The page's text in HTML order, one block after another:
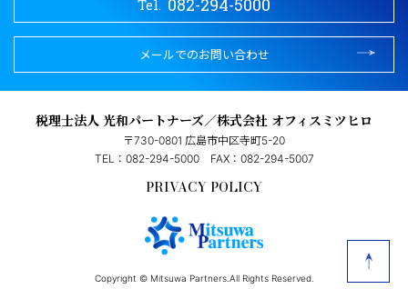
Tel. 082-294-5000
メールでのお問い合わせ
Copyright © Mitsuwa Partners.All Rights Reserved.
税理士法人 光和パートナーズ／株式会社 オフィスミツヒロ
〒730-0801 広島市中区寺町5-20
TEL：082-294-5000
FAX：082-294-5007
PRIVACY POLICY